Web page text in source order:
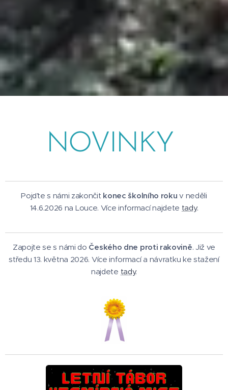
NOVINKY
Pojďte s námi zakončit konec školního roku v neděli
14.6.2026 na Louce. Více informací najdete tady.
Zapojte se s námi do Českého dne proti rakovině. Již ve
středu 13. května 2026. Více informací a návratku ke stažení
najdete tady.